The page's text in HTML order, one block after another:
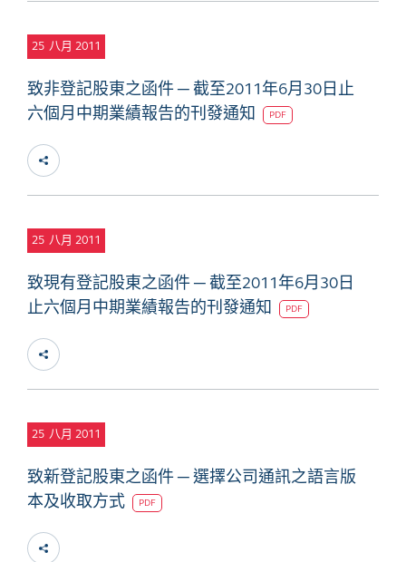
25 八月 2011
致非登記股東之函件 ─ 截至2011年6月30日止
六個月中期業績報告的刊發通知
PDF
25 八月 2011
致現有登記股東之函件 ─ 截至2011年6月30日
止六個月中期業績報告的刊發通知
PDF
25 八月 2011
致新登記股東之函件 ─ 選擇公司通訊之語言版
本及收取方式
PDF